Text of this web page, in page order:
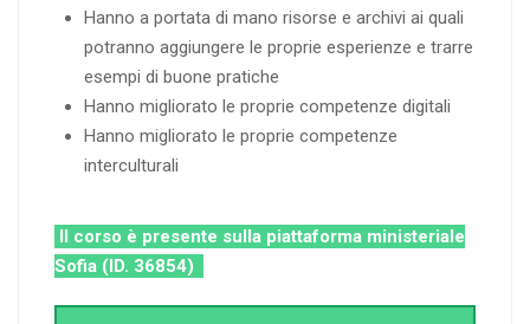
Hanno a portata di mano risorse e archivi ai quali
potranno aggiungere le proprie esperienze e trarre
esempi di buone pratiche
Hanno migliorato le proprie competenze digitali
Hanno migliorato le proprie competenze
interculturali
Il corso è presente sulla piattaforma ministeriale
Sofia (ID. 36854)